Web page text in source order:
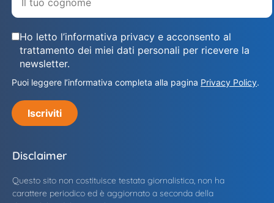
Ho letto l’informativa privacy e acconsento al
trattamento dei miei dati personali per ricevere la
newsletter.
Puoi leggere l’informativa completa alla pagina Privacy Policy.
Iscriviti
Disclaimer
Questo sito non costituisce testata giornalistica, non ha
carattere periodico ed è aggiornato a seconda della